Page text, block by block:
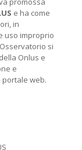
e ha come
in
uso improprio
si
Onlus e
e
web.